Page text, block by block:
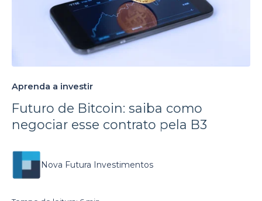
Aprenda a investir
Futuro de Bitcoin: saiba como
negociar esse contrato pela B3
Nova Futura Investimentos